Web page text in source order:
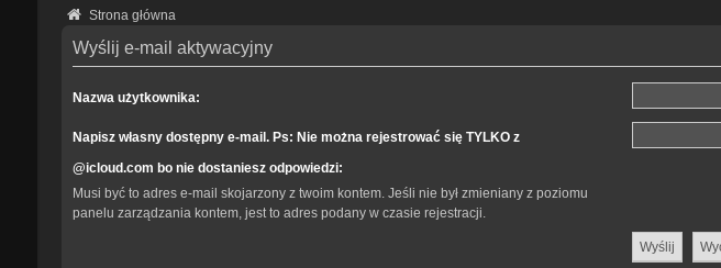
Strona główna
Wyślij e-mail aktywacyjny
Nazwa użytkownika:
Napisz własny dostępny e-mail. Ps: Nie można rejestrować się TYLKO z
@icloud.com bo nie dostaniesz odpowiedzi:
Musi być to adres e-mail skojarzony z twoim kontem. Jeśli nie był zmieniany z poziomu
panelu zarządzania kontem, jest to adres podany w czasie rejestracji.